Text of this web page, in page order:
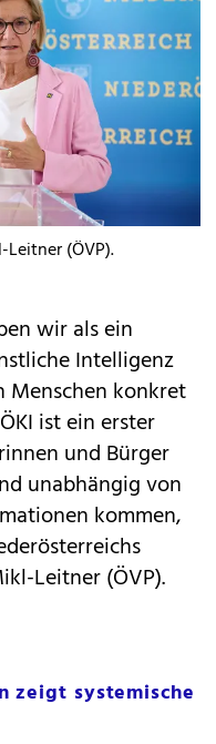
(ÖVP).
wir als ein
Intelligenz
Menschen konkret
ist ein erster
und Bürger
unabhängig von
kommen,
Leitner (ÖVP).
zeigt systemische